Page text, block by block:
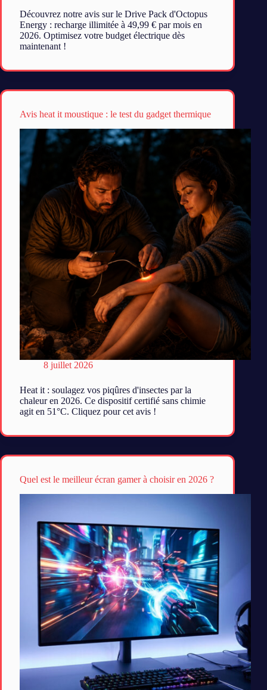
Découvrez notre avis sur le Drive Pack d'Octopus
Energy : recharge illimitée à 49,99 € par mois en
2026. Optimisez votre budget électrique dès
maintenant !
Avis heat it moustique : le test du gadget thermique
8 juillet 2026
Heat it : soulagez vos piqûres d'insectes par la
chaleur en 2026. Ce dispositif certifié sans chimie
agit en 51°C. Cliquez pour cet avis !
Quel est le meilleur écran gamer à choisir en 2026 ?